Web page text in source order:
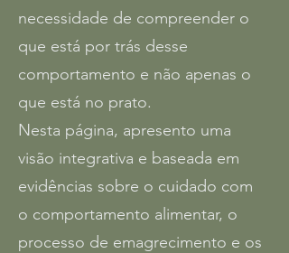
necessidade de compreender o
que está por trás desse
comportamento e não apenas o
que está no prato.
Nesta página, apresento uma
visão integrativa e baseada em
evidências sobre o cuidado com
o comportamento alimentar, o
processo de emagrecimento e os